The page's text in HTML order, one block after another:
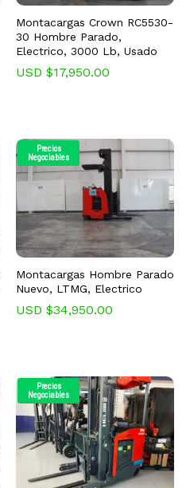
Montacargas Crown RC5530-
30 Hombre Parado,
Electrico, 3000 Lb, Usado
USD $17,950.00
Precios
Negociables
Montacargas Hombre Parado
Nuevo, LTMG, Electrico
USD $34,950.00
Precios
Negociables